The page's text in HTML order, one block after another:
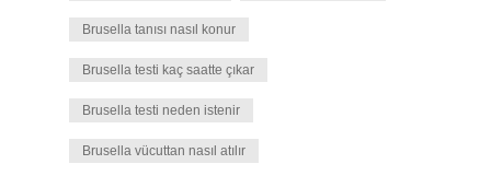
Brusella tanısı nasıl konur
Brusella testi kaç saatte çıkar
Brusella testi neden istenir
Brusella vücuttan nasıl atılır